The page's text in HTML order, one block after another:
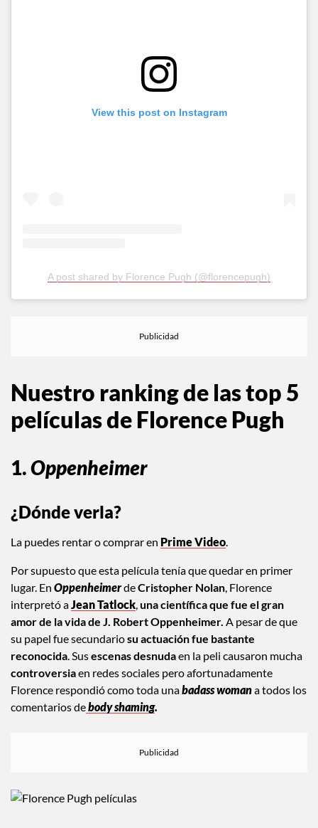
View this post on Instagram
A post shared by Florence Pugh (@florencepugh)
Nuestro ranking de las top 5
películas de Florence Pugh
1.Oppenheimer
¿Dónde verla?
La puedes rentar o comprar en Prime Video.
Por supuesto que esta película tenía que quedar en primer
lugar. En OppenheimerdeCristopher Nolan, Florence
interpretó aJean Tatlock,una científica que fue el gran
amor de la vida de J. Robert Oppenheimer. A pesar de que
su papel fue secundariosu actuación fue bastante
reconocida. Susescenas desnudaen la peli causaron mucha
controversiaen redes sociales pero afortunadamente
Florence respondió como toda unabadass womana todos los
comentarios debody shaming.